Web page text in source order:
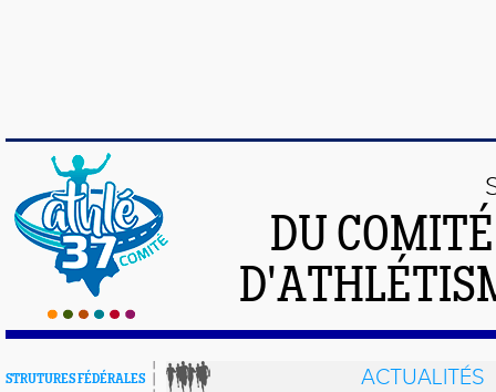
DU
STRUTURES FÉDÉRALES ACTUALITÉS